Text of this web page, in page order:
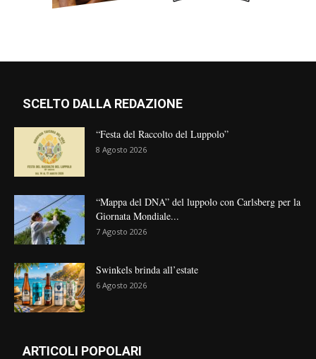
SCELTO DALLA REDAZIONE
“Festa del Raccolto del Luppolo”
8 Agosto 2026
“Mappa del DNA” del luppolo con Carlsberg per la
Giornata Mondiale...
7 Agosto 2026
Swinkels brinda all’estate
6 Agosto 2026
ARTICOLI POPOLARI